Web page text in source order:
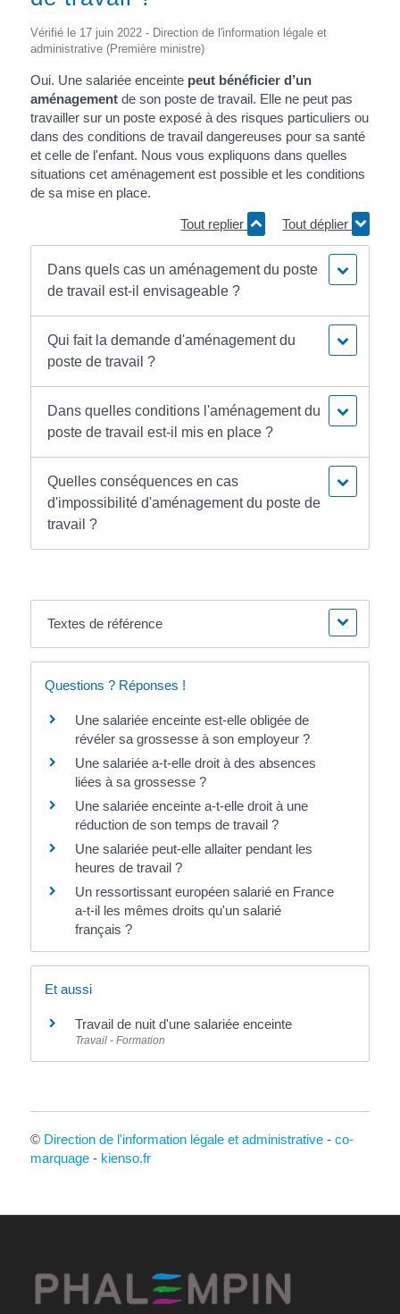
Vérifié le 17 juin 2022 - Direction de l'information légale et
administrative (Première ministre)
Oui. Une salariée enceinte peut bénéficier d’un
aménagementde son poste de travail. Elle ne peut pas
travailler sur un poste exposé à des risques particuliers ou
dans des conditions de travail dangereuses pour sa santé
et celle de l'enfant. Nous vous expliquons dans quelles
situations cet aménagement est possible et les conditions
de sa mise en place.
Tout replier Tout déplier
Dans quels cas un aménagement du poste
de travail est-il envisageable ?
Qui fait la demande d'aménagement du
poste de travail ?
Dans quelles conditions l'aménagement du
poste de travail est-il mis en place ?
Quelles conséquences en cas
d'impossibilité d'aménagement du poste de
travail ?
Textes de référence
Questions ? Réponses !
Une salariée enceinte est-elle obligée de
révéler sa grossesse à son employeur ?
Une salariée a-t-elle droit à des absences
liées à sa grossesse ?
Une salariée enceinte a-t-elle droit à une
réduction de son temps de travail ?
Une salariée peut-elle allaiter pendant les
heures de travail ?
Un ressortissant européen salarié en France
a-t-il les mêmes droits qu'un salarié
français ?
Et aussi
Travail de nuit d'une salariée enceinte
Travail - Formation
© Direction de l'information légale et administrative- co-
marquage- kienso.fr